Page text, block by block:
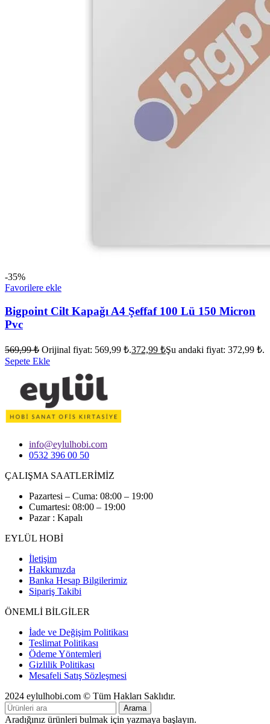
-35%
Favorilere ekle
Bigpoint Cilt Kapağı A4 Şeffaf 100 Lü 150 Micron
Pvc
569,99₺ Orijinal fiyat: 569,99 ₺.372,99 ₺Şu andaki fiyat: 372,99 ₺.
Sepete Ekle
info@eylulhobi.com
0532 396 00 50
ÇALIŞMA SAATLERİMİZ
Pazartesi – Cuma: 08:00 – 19:00
Cumartesi: 08:00 – 19:00
Pazar : Kapalı
EYLÜL HOBİ
İletişim
Hakkımızda
Banka Hesap Bilgilerimiz
Sipariş Takibi
ÖNEMLİ BİLGİLER
İade ve Değişim Politikası
Teslimat Politikası
Ödeme Yöntemleri
Gizlilik Politikası
Mesafeli Satış Sözleşmesi
2024 eylulhobi.com © Tüm Hakları Saklıdır.
Arama
Aradığınız ürünleri bulmak için yazmaya başlayın.